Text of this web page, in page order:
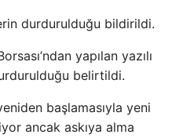
durdurulduğu bildirildi.
yapılan yazılı
belirtildi.
başlamasıyla yeni
ancak askıya alma